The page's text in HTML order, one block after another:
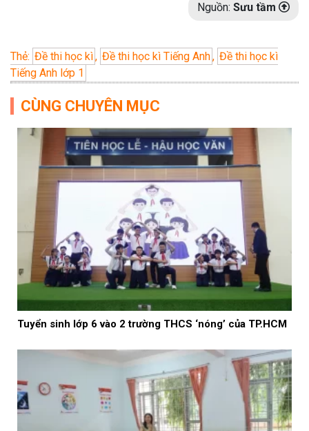
Nguồn: Sưu tầm
Thẻ: Đề thi học kì, Đề thi học kì Tiếng Anh, Đề thi học kì
Tiếng Anh lớp 1
CÙNG CHUYÊN MỤC
Tuyển sinh lớp 6 vào 2 trường THCS ‘nóng’ của TP.HCM